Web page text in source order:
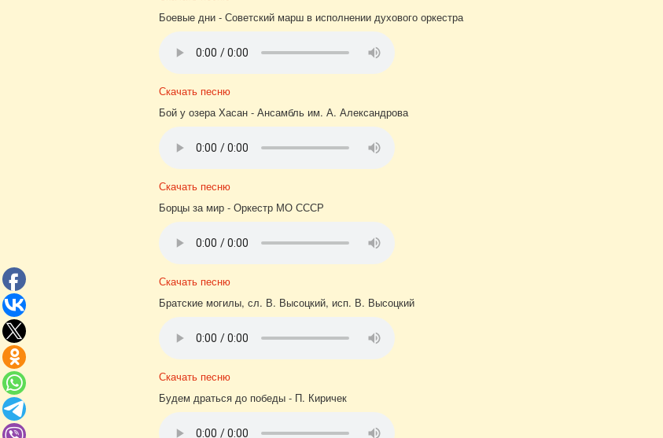
Боевые дни - Советский марш в исполнении духового оркестра
Скачать песню
Бой у озера Хасан - Ансамбль им. А. Александрова
Скачать песню
Борцы за мир - Оркестр МО СССР
Скачать песню
Братские могилы, сл. В. Высоцкий, исп. В. Высоцкий
Скачать песню
Будем драться до победы - П. Киричек